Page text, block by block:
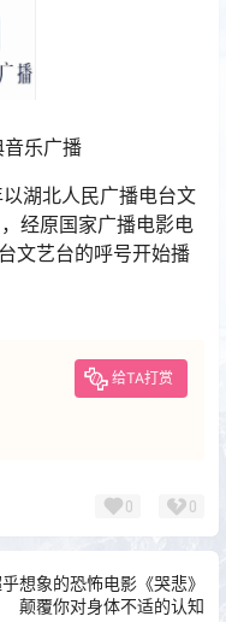
乐广播
湖北人民广播电台文
经原国家广播电影电
文艺台的呼号开始播
给TA打赏
0 0
想象的恐怖电影《哭悲》
颠覆你对身体不适的认知